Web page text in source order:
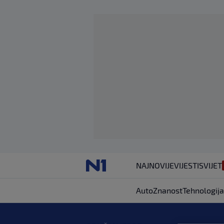
NAJNOVIJEVIJESTISVIJET
AutoZnanostTehnologija